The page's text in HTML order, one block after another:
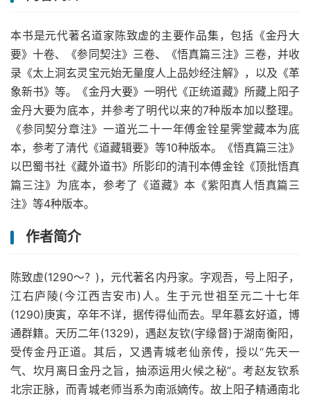
本书是元代著名道家陈致虚的主要作品集，包括《金丹大
要》十卷、《参同契注》三卷、《悟真篇三注》三卷，并收
录《太上洞玄灵宝元始无量度人上品妙经注解》，以及《革
象新书》等。《金丹大要》一明代《正统道藏》所藏上阳子
金丹大要为底本，并参考了明代以来的7种版本加以整理。
《参同契分章注》一道光二十一年傅金铨星霁堂藏本为底
本，参考了清代《道藏辑要》等10种版本。《悟真篇三注》
以巴蜀书社《藏外道书》所影印的清刊本傅金铨《顶批悟真
篇三注》为底本，参考了《道藏》本《紫阳真人悟真篇三
注》等4种版本。
作者简介
陈致虚(1290～？)，元代著名内丹家。字观吾，号上阳子，
江右庐陵(今江西吉安市)人。生于元世祖至元二十七年
(1290)庚寅，卒年不详，据传得仙而去。早年慕玄好道，博
通群籍。天历二年(1329)，遇赵友钦(字缘督)于湖南衡阳，
受传金丹正道。其后，又遇青城老仙亲传，授以“先天一
气、坎月离日金丹之旨，抽添运用火候之秘”。考赵友钦系
北宗正脉，而青城老师当系为南派嫡传。故上阳子精通南北